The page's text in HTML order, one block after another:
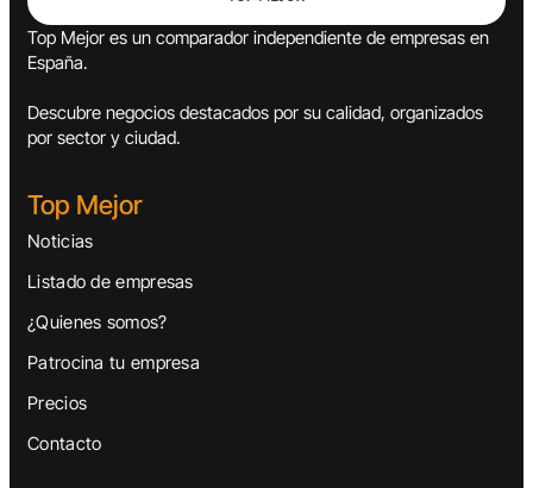
Top Mejor es un comparador independiente de empresas en
España.
Descubre negocios destacados por su calidad, organizados
por sector y ciudad.
Top Mejor
Noticias
Listado de empresas
¿Quienes somos?
Patrocina tu empresa
Precios
Contacto